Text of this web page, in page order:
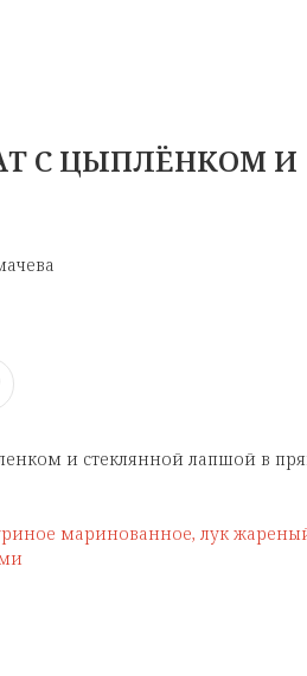
С ЦЫПЛЁНКОМ И
и стеклянной лапшой в
маринованное, лук